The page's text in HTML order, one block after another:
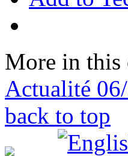
More in this
Actualité
back to top